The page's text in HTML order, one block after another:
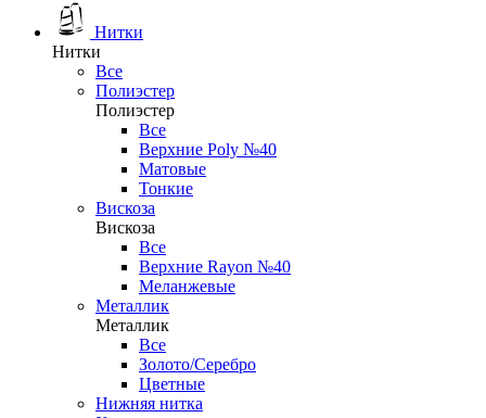
Нитки
Нитки
Все
Полиэстер
Полиэстер
Все
Верхние Poly №40
Матовые
Тонкие
Вискоза
Вискоза
Все
Верхние Rayon №40
Меланжевые
Металлик
Металлик
Все
Золото/Серебро
Цветные
Нижняя нитка